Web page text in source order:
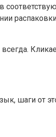
всегда.
шаги от